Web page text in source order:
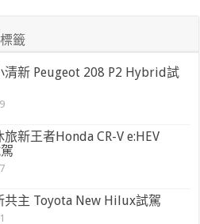
標籤
清新 Peugeot 208 P2 Hybrid試
新王者Honda CR-V e:HEV
共主 Toyota New Hilux試駕